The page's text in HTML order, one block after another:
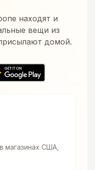
находят и
вещи из
домой.
магазинах США,